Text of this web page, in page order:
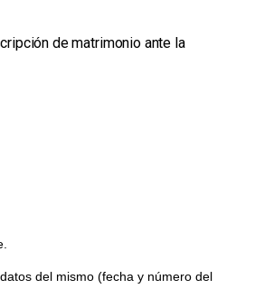
de matrimonio ante la
del mismo (fecha y número del